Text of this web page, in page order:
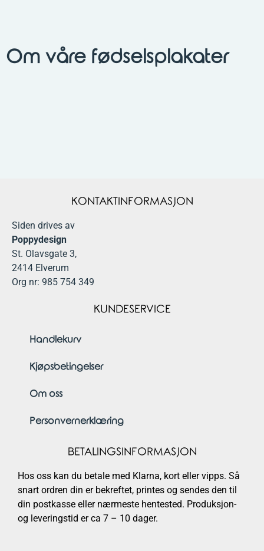
Om våre fødselsplakater
KONTAKTINFORMASJON
Siden drives av
Poppydesign
St. Olavsgate 3,
2414 Elverum
Org nr: 985 754 349
KUNDESERVICE
Handlekurv
Kjøpsbetingelser
Om oss
Personvernerklæring
BETALINGSINFORMASJON
Hos oss kan du betale med Klarna, kort eller vipps. Så
snart ordren din er bekreftet, printes og sendes den til
din postkasse eller nærmeste hentested. Produksjon-
og leveringstid er ca 7 – 10 dager.